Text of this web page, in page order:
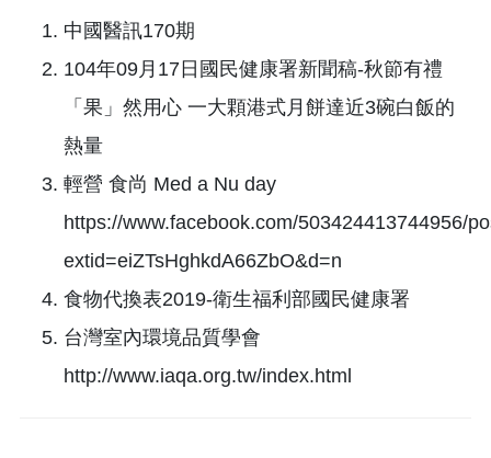
中國醫訊170期
104年09月17日國民健康署新聞稿-秋節有禮
「果」然用心 一大顆港式月餅達近3碗白飯的
熱量
輕營 食尚 Med a Nu day
https://www.facebook.com/503424413744956/
extid=eiZTsHghkdA66ZbO&d=n
食物代換表2019-衛生福利部國民健康署
台灣室內環境品質學會
http://www.iaqa.org.tw/index.html